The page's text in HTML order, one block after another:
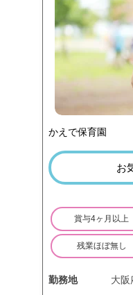
かえで保育園
お
賞与4ヶ月以上
残業ほぼ無し
勤務地 大阪